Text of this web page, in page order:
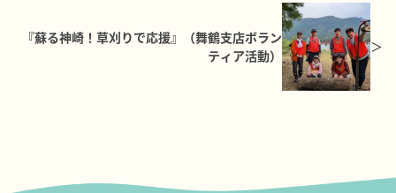
『蘇る神崎！草刈りで応援』（舞鶴支店ボラン
ティア活動）